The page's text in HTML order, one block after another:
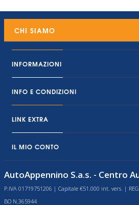
CHI SIAMO
INFORMAZIONI
INFO E CONDIZIONI
LINK EXTRA
IL MIO CONTO
AutoAppennino S.a.s. - Centro
P.IVA 01719751206 | Capitale €51.000 int. vers. |
BO N.365944